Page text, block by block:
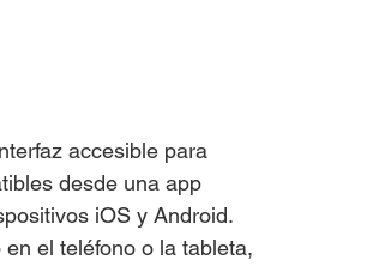
accesible para
desde una app
iOS y Android.
el teléfono o la tableta,